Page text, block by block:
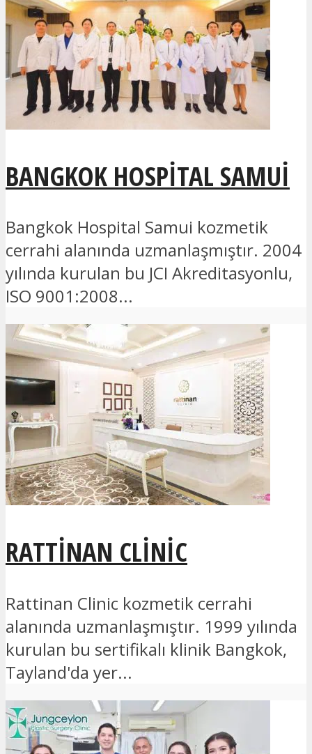
BANGKOK HOSPITAL SAMUI
Bangkok Hospital Samui kozmetik
cerrahi alanında uzmanlaşmıştır. 2004
yılında kurulan bu JCI Akreditasyonlu,
ISO 9001:2008...
RATTINAN CLINIC
Rattinan Clinic kozmetik cerrahi
alanında uzmanlaşmıştır. 1999 yılında
kurulan bu sertifikalı klinik Bangkok,
Tayland'da yer...